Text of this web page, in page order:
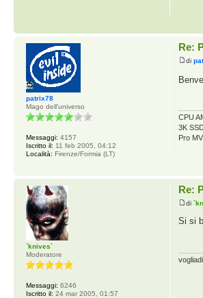
Re:
di
CPU
3K
Pro
patrix78
Mago dell'universo
Messaggi: 4157
Iscritto il: 11 feb 2005, 04:12
Località: Firenze/Formia (LT)
Re:
di
Si si
`knives`
Moderatore
Messaggi: 6246
Iscritto il: 24 mar 2005, 01:57